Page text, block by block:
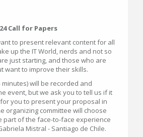
Call for Papers
to present relevant content for all
up the IT World, nerds and not so
just starting, and those who are
want to improve their skills.
minutes) will be recorded and
event, but we ask you to tell us if it
you to present your proposal in
organizing committee will choose
part of the face-to-face experience
Mistral - Santiago de Chile.